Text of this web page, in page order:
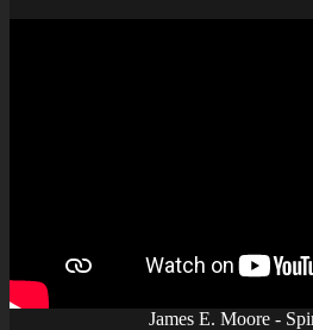
James E. Moore -